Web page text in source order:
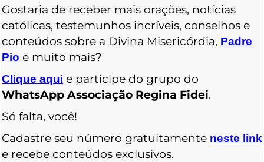
Gostaria de receber mais orações, notícias
católicas, testemunhos incríveis, conselhos e
conteúdos sobre a Divina Misericórdia, Padre
Pio e muito mais?
Clique aqui e participe do grupo do
WhatsApp Associação Regina Fidei.
Só falta, você!
Cadastre seu número gratuitamente neste link
e recebe conteúdos exclusivos.